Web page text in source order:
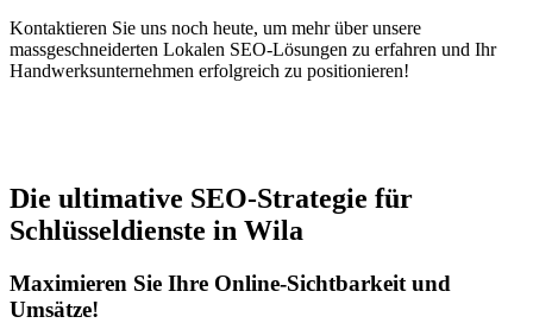
Kontaktieren Sie uns noch heute, um mehr über unsere
massgeschneiderten Lokalen SEO-Lösungen zu erfahren und Ihr
Handwerksunternehmen erfolgreich zu positionieren!
Die ultimative SEO-Strategie für
Schlüsseldienste in Wila
Maximieren Sie Ihre Online-Sichtbarkeit und
Umsätze!